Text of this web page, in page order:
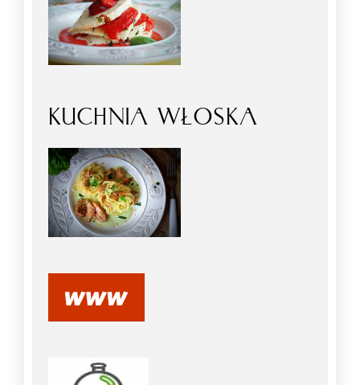
KUCHNIA WŁOSKA